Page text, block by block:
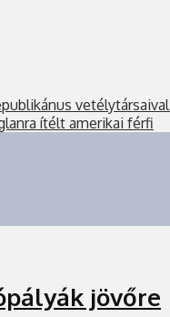
ítélt amerikai férfi
jövőre